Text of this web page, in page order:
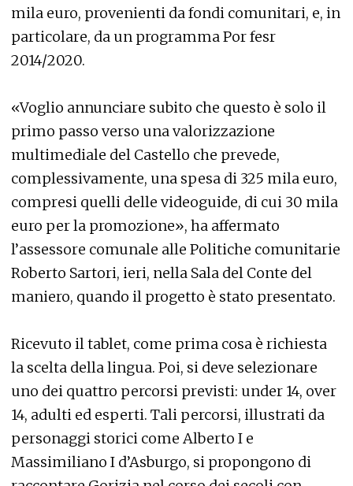
mila euro, provenienti da fondi comunitari, e, in
particolare, da un programma Por fesr
2014/2020.
«Voglio annunciare subito che questo è solo il
primo passo verso una valorizzazione
multimediale del Castello che prevede,
complessivamente, una spesa di 325 mila euro,
compresi quelli delle videoguide, di cui 30 mila
euro per la promozione», ha affermato
l’assessore comunale alle Politiche comunitarie
Roberto Sartori, ieri, nella Sala del Conte del
maniero, quando il progetto è stato presentato.
Ricevuto il tablet, come prima cosa è richiesta
la scelta della lingua. Poi, si deve selezionare
uno dei quattro percorsi previsti: under 14, over
14, adulti ed esperti. Tali percorsi, illustrati da
personaggi storici come Alberto I e
Massimiliano I d’Asburgo, si propongono di